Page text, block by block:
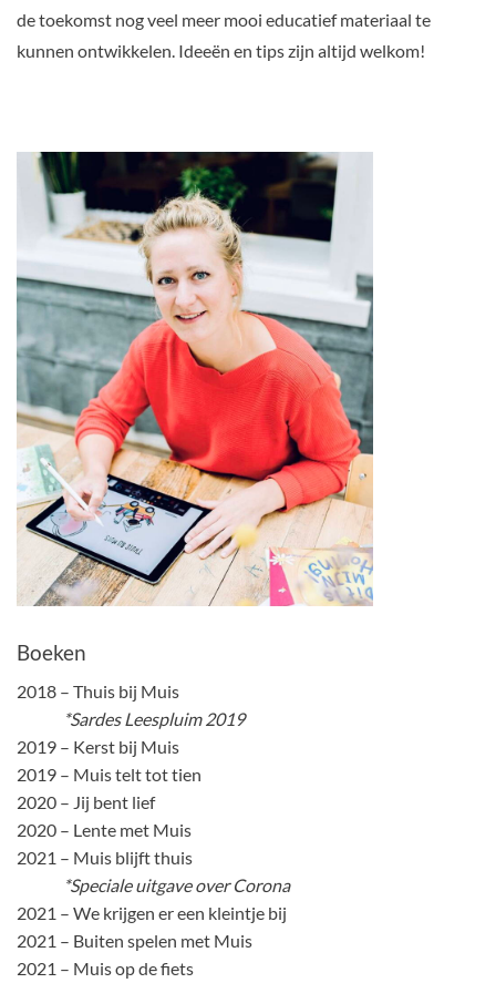
de toekomst nog veel meer mooi educatief materiaal te
kunnen ontwikkelen. Ideeën en tips zijn altijd welkom!
Boeken
2018 – Thuis bij Muis
*Sardes Leespluim 2019
2019 – Kerst bij Muis
2019 – Muis telt tot tien
2020 – Jij bent lief
2020 – Lente met Muis
2021 – Muis blijft thuis
*Speciale uitgave over Corona
2021 – We krijgen er een kleintje bij
2021 – Buiten spelen met Muis
2021 – Muis op de fiets